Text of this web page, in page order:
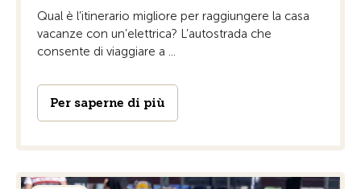
Qual è l’itinerario migliore per raggiungere la casa
vacanze con un’elettrica? L’autostrada che
consente di viaggiare a ...
Per saperne di più